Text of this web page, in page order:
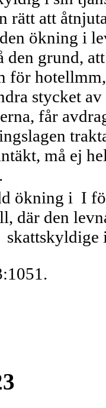
rätt att
ökning i
den grund,
för
stycket
får
må ej
ökning i I
där den